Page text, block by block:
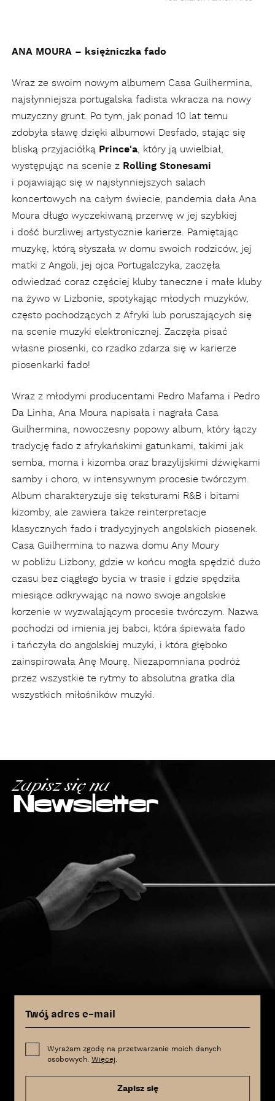
ANA MOURA – księżniczka fado
Wraz ze swoim nowym albumem Casa Guilhermina,
najsłynniejsza portugalska fadista wkracza na nowy
muzyczny grunt. Po tym, jak ponad 10 lat temu
zdobyła sławę dzięki albumowi Desfado, stając się
bliską przyjaciółką Prince'a, który ją uwielbiał,
występując na scenie z Rolling Stonesami
i pojawiając się w najsłynniejszych salach
koncertowych na całym świecie, pandemia dała Ana
Moura długo wyczekiwaną przerwę w jej szybkiej
i dość burzliwej artystycznie karierze. Pamiętając
muzykę, którą słyszała w domu swoich rodziców, jej
matki z Angoli, jej ojca Portugalczyka, zaczęła
odwiedzać coraz częściej kluby taneczne i małe kluby
na żywo w Lizbonie, spotykając młodych muzyków,
często pochodzących z Afryki lub poruszających się
na scenie muzyki elektronicznej. Zaczęła pisać
własne piosenki, co rzadko zdarza się w karierze
piosenkarki fado!
Wraz z młodymi producentami Pedro Mafama i Pedro
Da Linha, Ana Moura napisała i nagrała Casa
Guilhermina, nowoczesny popowy album, który łączy
tradycję fado z afrykańskimi gatunkami, takimi jak
semba, morna i kizomba oraz brazylijskimi dźwiękami
samby i choro, w intensywnym procesie twórczym.
Album charakteryzuje się teksturami R&B i bitami
kizomby, ale zawiera także reinterpretacje
klasycznych fado i tradycyjnych angolskich piosenek.
Casa Guilhermina to nazwa domu Any Moury
w pobliżu Lizbony, gdzie w końcu mogła spędzić dużo
czasu bez ciągłego bycia w trasie i gdzie spędziła
miesiące odkrywając na nowo swoje angolskie
korzenie w wyzwalającym procesie twórczym. Nazwa
pochodzi od imienia jej babci, która śpiewała fado
i tańczyła do angolskiej muzyki, i która głęboko
zainspirowała Anę Mourę. Niezapomniana podróż
przez wszystkie te rytmy to absolutna gratka dla
wszystkich miłośników muzyki.
Zapisz się na
Newsletter
Wyrażam zgodę na przetwarzanie moich danych
osobowych.Więcej.
Zapisz się